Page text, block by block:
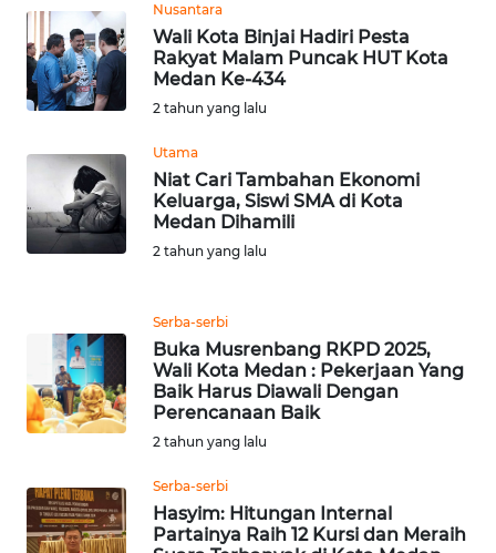
Nusantara
Wali Kota Binjai Hadiri Pesta
Rakyat Malam Puncak HUT Kota
Medan Ke-434
2 tahun yang lalu
Utama
Niat Cari Tambahan Ekonomi
Keluarga, Siswi SMA di Kota
Medan Dihamili
2 tahun yang lalu
Serba-serbi
Buka Musrenbang RKPD 2025,
Wali Kota Medan : Pekerjaan Yang
Baik Harus Diawali Dengan
Perencanaan Baik
2 tahun yang lalu
Serba-serbi
Hasyim: Hitungan Internal
Partainya Raih 12 Kursi dan Meraih
NIAS
WN
LANGKAT
WN
TAPANULI
SELATAN
WN
KARO
WN